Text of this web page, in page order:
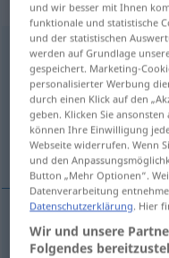
Betäubungsmitteln
Übersicht aller
(Für mehr Details die
анестетик
анестетик
und wir besser mit Ihnen
funktionale und statistische
und der statistischen
werden auf Grundlage
gespeichert. Marketing-
personalisierter Werbung
durch einen Klick auf den
geben. Klicken Sie
können Ihre Einwilligung
Webseite widerrufen. Wenn
und den
Button „Mehr Optionen“.
Datenverarbeitung
Datenschutzerklärung. Hier
Wir und unsere
Folgendes